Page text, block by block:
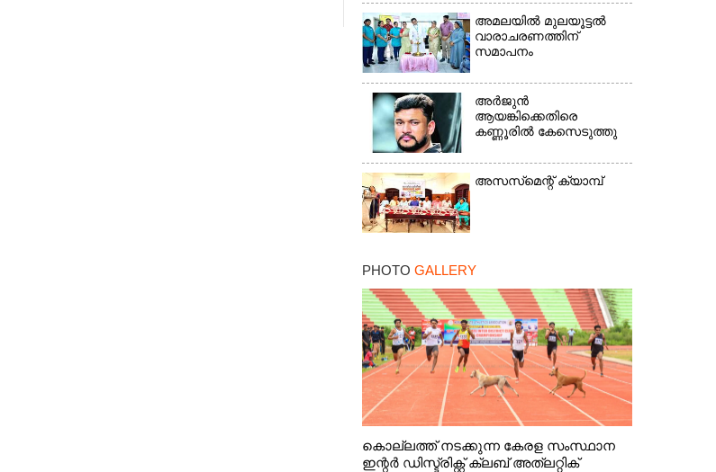
അമലയിൽ മുലയൂട്ടൽ
വാരാചരണത്തിന്
സമാപനം
അർജുൻ
ആയങ്കിക്കെതിരെ
കണ്ണൂരിൽ കേസെടുത്തു
അസസ്‌മെന്റ് ക്യാമ്പ്
PHOTO GALLERY
കൊല്ലത്ത് നടക്കുന്ന കേരള സംസ്ഥാന
ഇന്റർ ഡിസ്ട്രിക്റ്റ് ക്ലബ് അത്‌ലറ്റിക്